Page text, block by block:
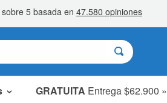
GRATUITA Entrega $62.900 »
en oferta